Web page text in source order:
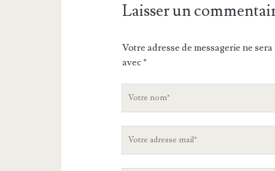
Laisser un
Votre adresse de messagerie ne
avec*
V
n
V